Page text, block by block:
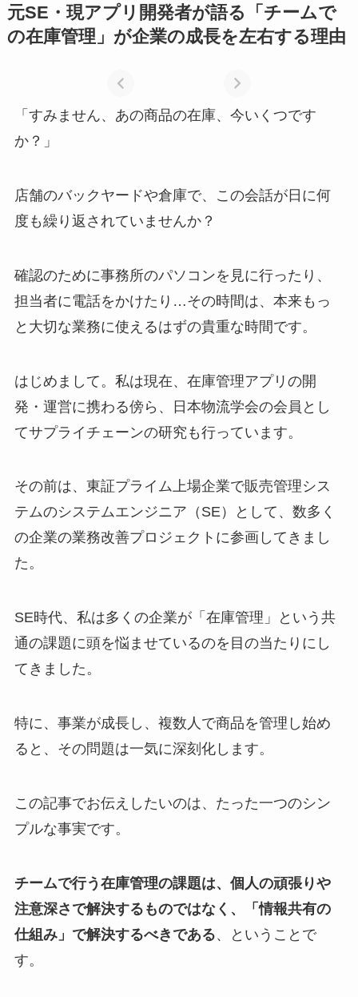
元SE・現アプリ開発者が語る「チームで
の在庫管理」が企業の成長を左右する理由
チーム在庫管理
共有を簡単にす
「すみません、あの商品の在庫、今いくつです
か？」
店舗のバックヤードや倉庫で、この会話が日に何
度も繰り返されていませんか？
確認のために事務所のパソコンを見に行ったり、
担当者に電話をかけたり…その時間は、本来もっ
と大切な業務に使えるはずの貴重な時間です。
はじめまして。私は現在、在庫管理アプリの開
発・運営に携わる傍ら、日本物流学会の会員とし
てサプライチェーンの研究も行っています。
その前は、東証プライム上場企業で販売管理シス
テムのシステムエンジニア（SE）として、数多く
の企業の業務改善プロジェクトに参画してきまし
た。
SE時代、私は多くの企業が「在庫管理」という共
通の課題に頭を悩ませているのを目の当たりにし
てきました。
特に、事業が成長し、複数人で商品を管理し始め
ると、その問題は一気に深刻化します。
この記事でお伝えしたいのは、たった一つのシン
プルな事実です。
チームで行う在庫管理の課題は、個人の頑張りや
注意深さで解決するものではなく、「情報共有の
仕組み」で解決するべきである、ということで
す。